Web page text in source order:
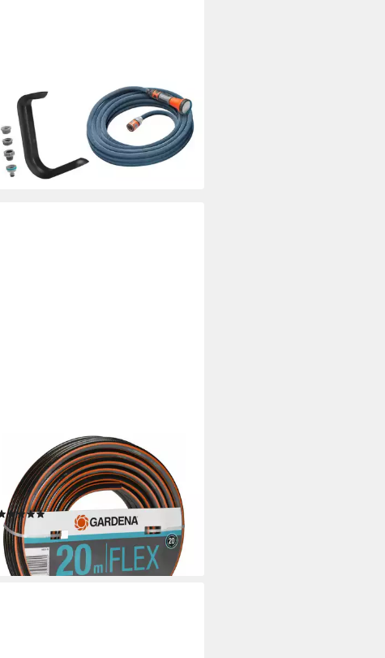
Textilschlauch Liano Xtreme mit
TapFix 13
30,99 €
lieferbar - in 4-5 Werktagen bei dir
Gartenschlauch Comfort FLEX
Schlauch 9x9 13 mm (1/2), 20 m o.
(1)
ab 29,99 €
(1,50 €/ 1 m)
lieferbar - in 4-5 Werktagen bei dir